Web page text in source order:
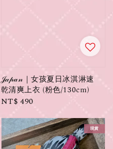
𝒥𝒶𝓅𝒶𝓃｜女孩夏日冰淇淋速
乾清爽上衣 (粉色/130cm)
Regular
NT$ 490
現貨